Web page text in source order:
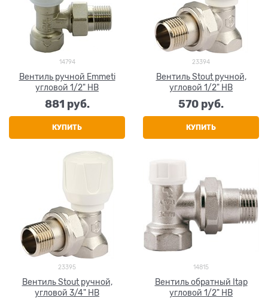
14794
Вентиль ручной Emmeti
угловой 1/2" НВ
881 руб.
КУПИТЬ
23394
Вентиль Stout ручной,
угловой 1/2" НВ
570 руб.
КУПИТЬ
23395
Вентиль Stout ручной,
угловой 3/4" НВ
14815
Вентиль обратный Itap
угловой 1/2" НВ